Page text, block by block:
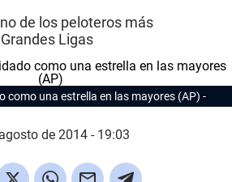
de los peloteros más
Ligas
como una estrella en las mayores (AP)
de 2014 - 19:03